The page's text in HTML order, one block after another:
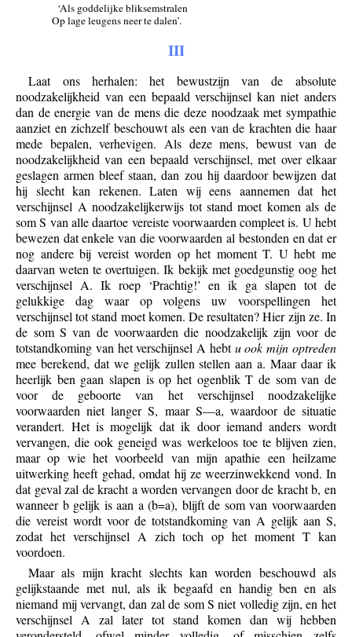
‘Als goddelijke bliksemstralen
Op lage leugens neer te dalen’.
III
Laat ons herhalen: het bewustzijn van de absolute
noodzakelijkheid van een bepaald verschijnsel kan niet anders
dan de energie van de mens die deze noodzaak met sympathie
aanziet en zichzelf beschouwt als een van de krachten die haar
mede bepalen, verhevigen. Als deze mens, bewust van de
noodzakelijkheid van een bepaald verschijnsel, met over elkaar
geslagen armen bleef staan, dan zou hij daardoor bewijzen dat
hij slecht kan rekenen. Laten wij eens aannemen dat het
verschijnsel A noodzakelijkerwijs tot stand moet komen als de
som S van alle daartoe vereiste voorwaarden compleet is. U hebt
bewezen dat enkele van die voorwaarden al bestonden en dat er
nog andere bij vereist worden op het moment T. U hebt me
daarvan weten te overtuigen. Ik bekijk met goedgunstig oog het
verschijnsel A. Ik roep ‘Prachtig!’ en ik ga slapen tot de
gelukkige dag waar op volgens uw voorspellingen het
verschijnsel tot stand moet komen. De resultaten? Hier zijn ze. In
de som S van de voorwaarden die noodzakelijk zijn voor de
totstandkoming van het verschijnsel A hebtu ook mijn optreden
mee berekend, dat we gelijk zullen stellen aan a. Maar daar ik
heerlijk ben gaan slapen is op het ogenblik T de som van de
voor de geboorte van het verschijnsel noodzakelijke
voorwaarden niet langer S, maar S—a, waardoor de situatie
verandert. Het is mogelijk dat ik door iemand anders wordt
vervangen, die ook geneigd was werkeloos toe te blijven zien,
maar op wie het voorbeeld van mijn apathie een heilzame
uitwerking heeft gehad, omdat hij ze weerzinwekkend vond. In
dat geval zal de kracht a worden vervangen door de kracht b, en
wanneer b gelijk is aan a (b=a), blijft de som van voorwaarden
die vereist wordt voor de totstandkoming van A gelijk aan S,
zodat het verschijnsel A zich toch op het moment T kan
voordoen.
Maar als mijn kracht slechts kan worden beschouwd als
gelijkstaande met nul, als ik begaafd en handig ben en als
niemand mij vervangt, dan zal de som S niet volledig zijn, en het
verschijnsel A zal later tot stand komen dan wij hebben